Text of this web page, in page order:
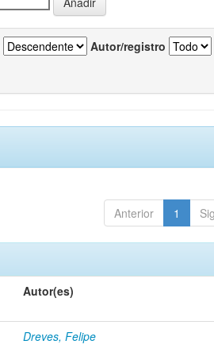
Autor/registro
Anterior 1
Autor(es)
Dreves, Felipe